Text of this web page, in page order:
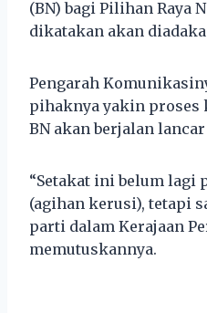
(BN) bagi Pilihan Raya
dikatakan akan
Pengarah
pihaknya yakin proses
BN akan berjalan
“Setakat ini belum lagi
(agihan kerusi), tetapi
parti dalam Kerajaan
memutuskannya.